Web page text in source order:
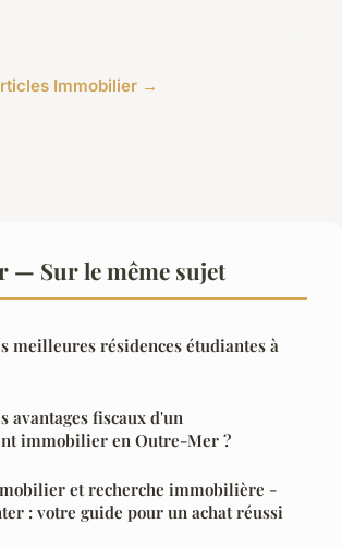
Immobilier →
— Sur le même sujet
meilleures résidences étudiantes à
avantages fiscaux d'un
immobilier en Outre-Mer ?
et recherche immobilière -
: votre guide pour un achat réussi